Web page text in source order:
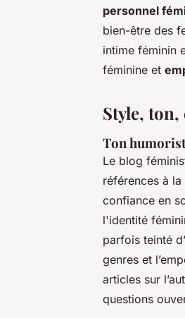
personnel
bien-être des
intime féminin
féminine et
Style,
Ton
Le blog
références à
confiance en
l'identité
parfois teinté
genres et
articles sur
questions